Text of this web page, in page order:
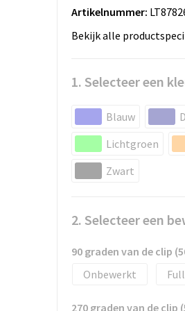
Artikelnummer:
Bekijk alle
1. Selecteer een
Blauw
Lichtgroen
Zwart
2. Selecteer een
90 graden van de clip
Onbewerkt
270 graden van de clip